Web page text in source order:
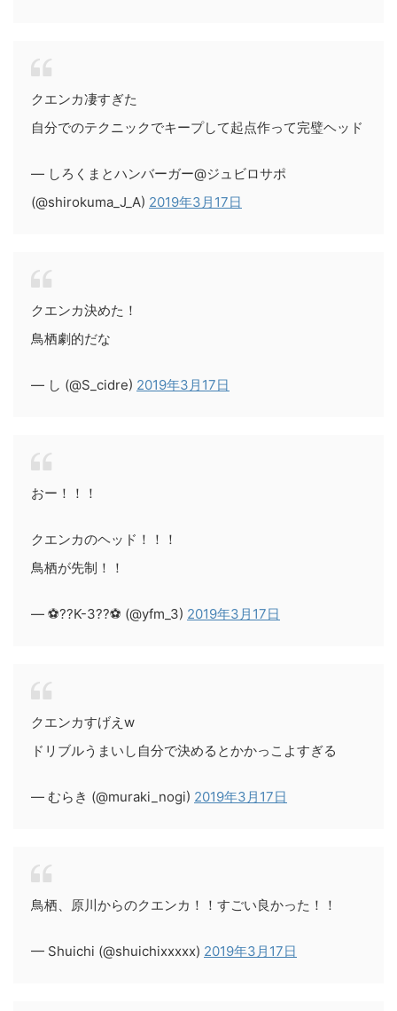
クエンカ凄すぎた
自分でのテクニックでキープして起点作って完璧ヘッド
— しろくまとハンバーガー@ジュビロサポ
(@shirokuma_J_A) 2019年3月17日
クエンカ決めた！
鳥栖劇的だな
— し (@S_cidre) 2019年3月17日
おー！！！
クエンカのヘッド！！！
鳥栖が先制！！
— ⚽️??K-3??⚽️ (@yfm_3) 2019年3月17日
クエンカすげえw
ドリブルうまいし自分で決めるとかかっこよすぎる
— むらき (@muraki_nogi) 2019年3月17日
鳥栖、原川からのクエンカ！！すごい良かった！！
— Shuichi (@shuichixxxxx) 2019年3月17日